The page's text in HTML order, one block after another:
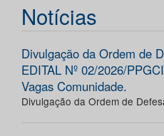
Notícias
Divulgação da Ordem de
EDITAL Nº 02/2026/
Vagas Comunidade.
Divulgação da Ordem de